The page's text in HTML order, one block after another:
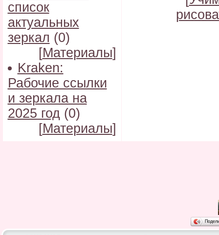
список
актуальных
зеркал (0)
[Материалы]
Kraken:
Рабочие ссылки
и зеркала на
2025 год (0)
[Материалы]